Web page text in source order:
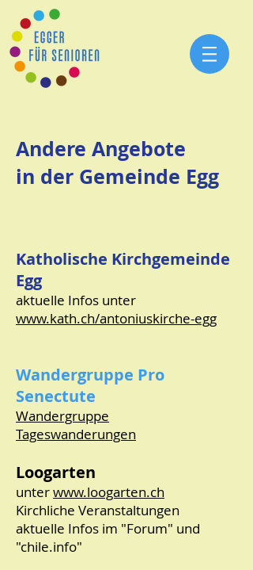
Andere Angebote
in der Gemeinde Egg
Katholische Kirchgemeinde
Egg
aktuelle Infos unter
www.kath.ch/antoniuskirche-egg
Wandergruppe Pro
Senectute
Wandergruppe
Tageswanderungen
Loogarten
unterwww.loogarten.ch
Kirchliche Veranstaltungen
aktuelle Infos im "Forum" und
"chile.info"